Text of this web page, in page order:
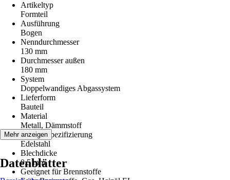
Artikeltyp
Formteil
Ausführung
Bogen
Nenndurchmesser
130 mm
Durchmesser außen
180 mm
System
Doppelwandiges Abgassystem
Lieferform
Bauteil
Material
Metall, Dämmstoff
Materialspezifizierung
Edelstahl
Blechdicke
0,5 mm
Geeignet für Brennstoffe
Mehr anzeigen
Datenblätter